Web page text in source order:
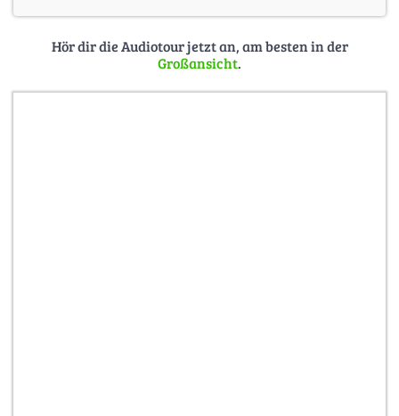
Hör dir die Audiotour jetzt an, am besten in der
Großansicht.